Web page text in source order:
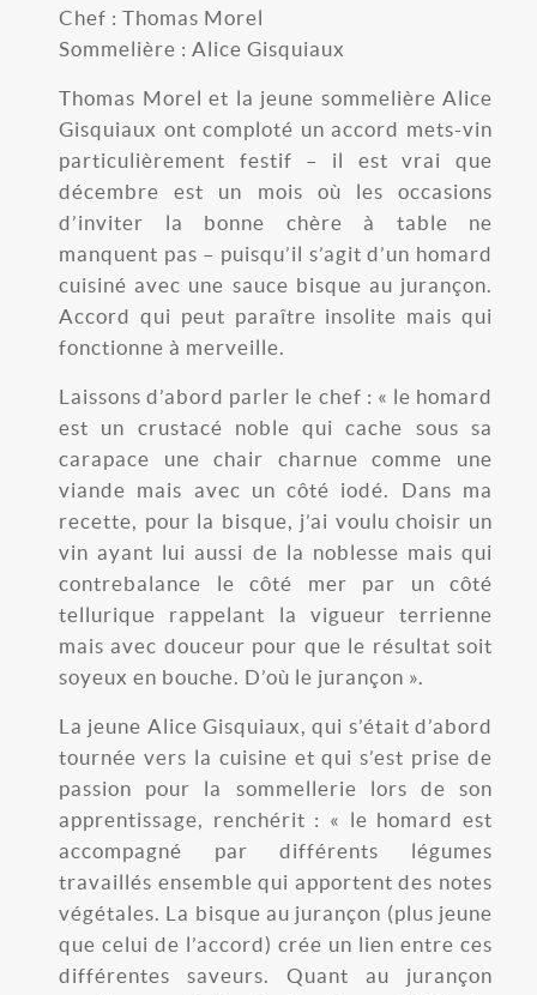
Chef : Thomas Morel
Sommelière : Alice Gisquiaux
Thomas Morel et la jeune sommelière Alice
Gisquiaux ont comploté un accord mets-vin
particulièrement festif – il est vrai que
décembre est un mois où les occasions
d’inviter la bonne chère à table ne
manquent pas – puisqu’il s’agit d’un homard
cuisiné avec une sauce bisque au jurançon.
Accord qui peut paraître insolite mais qui
fonctionne à merveille.
Laissons d’abord parler le chef : « le homard
est un crustacé noble qui cache sous sa
carapace une chair charnue comme une
viande mais avec un côté iodé. Dans ma
recette, pour la bisque, j’ai voulu choisir un
vin ayant lui aussi de la noblesse mais qui
contrebalance le côté mer par un côté
tellurique rappelant la vigueur terrienne
mais avec douceur pour que le résultat soit
soyeux en bouche. D’où le jurançon ».
La jeune Alice Gisquiaux, qui s’était d’abord
tournée vers la cuisine et qui s’est prise de
passion pour la sommellerie lors de son
apprentissage, renchérit : « le homard est
accompagné par différents légumes
travaillés ensemble qui apportent des notes
végétales. La bisque au jurançon (plus jeune
que celui de l’accord) crée un lien entre ces
différentes saveurs. Quant au jurançon